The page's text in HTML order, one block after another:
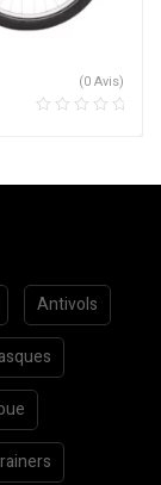
(0 Avis)
Antivols